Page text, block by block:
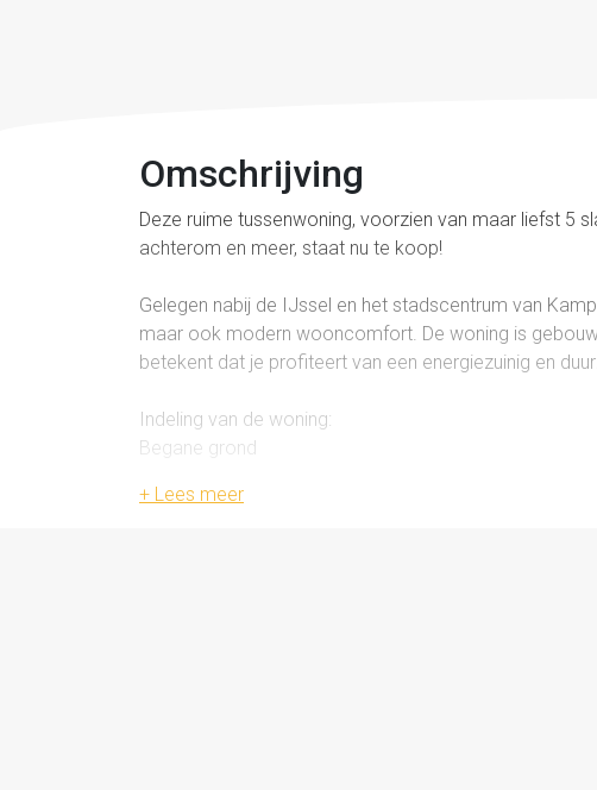
Omschrijving
Deze ruime tussenwoning, voorzien van maar liefst 5
achterom en meer, staat nu te koop!
Gelegen nabij de IJssel en het stadscentrum van
maar ook modern wooncomfort. De woning is
betekent dat je profiteert van een energiezuinig en
Indeling van de woning:
Begane grond
woonkamer met een open keuken.